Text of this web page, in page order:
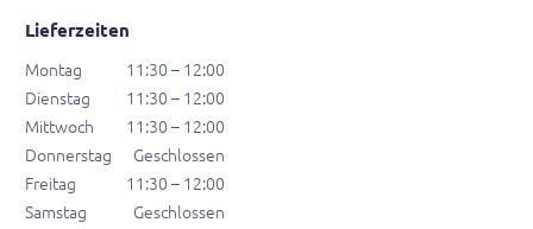
Lieferzeiten
Montag
11:30 – 12:00
Dienstag
11:30 – 12:00
Mittwoch
11:30 – 12:00
Donnerstag
Geschlossen
Freitag
11:30 – 12:00
Samstag
Geschlossen